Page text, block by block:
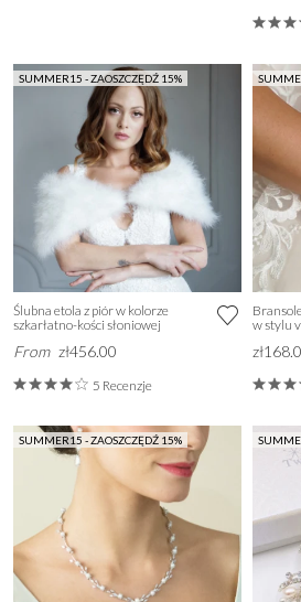
SUMMER15 - ZAOSZCZĘDŹ 15%
Ślubna etola z piór w kolorze
szkarłatno-kości słoniowej
From zł456.00
5 Recenzje
w stylu
SUMMER15 - ZAOSZCZĘDŹ 15%